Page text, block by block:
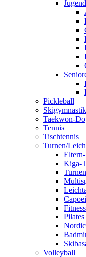
Jugend
Pickleball
Skigymnastik
Taekwon-Do
Tennis
Tischtennis
Turnen/
Kiga-
Turnen
Fitness
Pilates
Volleyball